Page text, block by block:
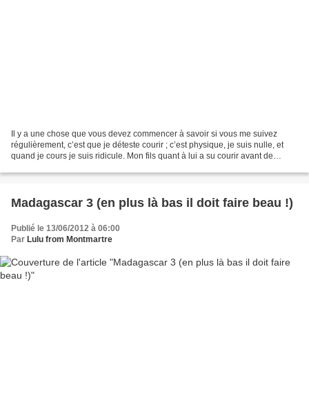
Il y a une chose que vous devez commencer à savoir si vous me suivez
régulièrement, c’est que je déteste courir ; c’est physique, je suis nulle, et
quand je cours je suis ridicule. Mon fils quant à lui a su courir avant de
Madagascar 3 (en plus là bas il doit faire beau !)
Publié le 13/06/2012 à 06:00
Par Lulu from Montmartre